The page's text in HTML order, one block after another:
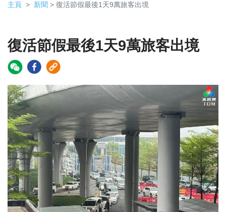
主頁 新聞 > 復活節假最後1天9萬旅客出境
復活節假最後1天9萬旅客出境